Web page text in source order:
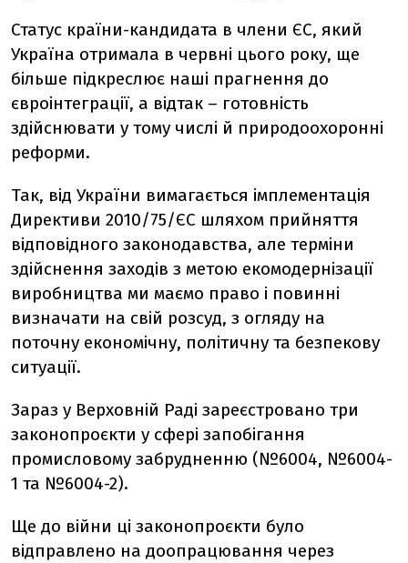
Статус країни-кандидата в члени ЄС, який
Україна отримала в червні цього року, ще
більше підкреслює наші прагнення до
євроінтеграції, а відтак – готовність
здійснювати у тому числі й природоохоронні
реформи.
Так, від України вимагається імплементація
Директиви 2010/75/ЄС шляхом прийняття
відповідного законодавства, але терміни
здійснення заходів з метою екомодернізації
виробництва ми маємо право і повинні
визначати на свій розсуд, з огляду на
поточну економічну, політичну та безпекову
ситуації.
Зараз у Верховній Раді зареєстровано три
законопроєкти у сфері запобігання
промисловому забрудненню (№6004, №6004-
1 та №6004-2).
Ще до війни ці законопроєкти було
відправлено на доопрацювання через